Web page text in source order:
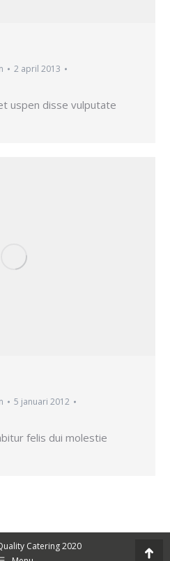
2 april 2013
uspen disse vulputate
5 januari 2012
felis dui molestie
Catering 2020